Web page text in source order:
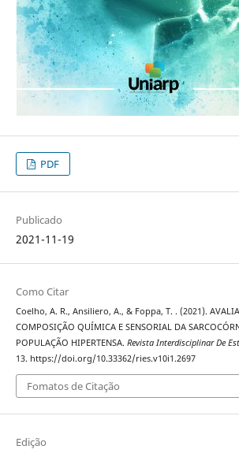
PDF
Publicado
2021-11-19
Como Citar
Coelho, A. R., Ansiliero, A., & Foppa, T. . (2021).
COMPOSIÇÃO QUÍMICA E SENSORIAL DA
POPULAÇÃO HIPERTENSA. Revista Interdisciplinar De
13. https://doi.org/10.33362/ries.v10i1.2697
Fomatos de Citação
Edição